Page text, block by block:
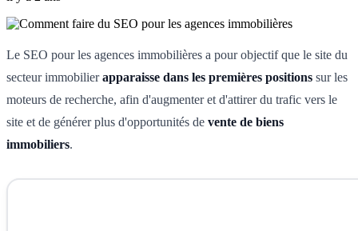
Le SEO pour les agences immobilières a pour objectif que le site du
secteur immobilierapparaisse dans les premières positions sur les
moteurs de recherche, afin d'augmenter et d'attirer du trafic vers le
site et de générer plus d'opportunités de vente de biens
immobiliers.